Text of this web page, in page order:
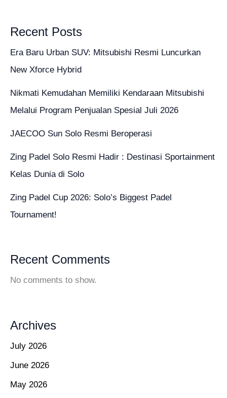
Recent Posts
Era Baru Urban SUV: Mitsubishi Resmi Luncurkan
New Xforce Hybrid
Nikmati Kemudahan Memiliki Kendaraan Mitsubishi
Melalui Program Penjualan Spesial Juli 2026
JAECOO Sun Solo Resmi Beroperasi
Zing Padel Solo Resmi Hadir : Destinasi Sportainment
Kelas Dunia di Solo
Zing Padel Cup 2026: Solo’s Biggest Padel
Tournament!
Recent Comments
No comments to show.
Archives
July 2026
June 2026
May 2026